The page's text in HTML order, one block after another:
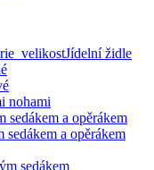
Jídelní židle
nohami
sedákem a opěrákem
sedákem a opěrákem
sedákem